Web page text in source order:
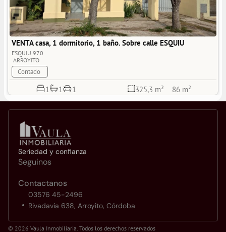
VENTA casa, 1 dormitorio, 1 baño. Sobre calle ESQUIU
ESQUIU 970
ARROYITO
Contado
1 1 1 325,3 m² 86 m²
Seriedad y confianza
Seguinos
Contactanos
03576 45-2496
Rivadavia 638, Arroyito, Córdoba
© 2026 Vaula Inmobiliaria. Todos los derechos reservados